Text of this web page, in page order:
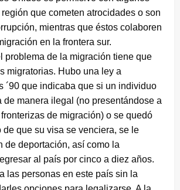
que cometen atrocidades o son
mientras que éstos colaboren
en la frontera sur.
problema de la migración tiene que
migratorias. Hubo una ley a
´90 que indicaba que si un individuo
de manera ilegal (no presentándose a
de migración) o se quedó
que su visa se venciera, se le
de deportación, así como la
al país por cinco a diez años.
las personas en este país sin la